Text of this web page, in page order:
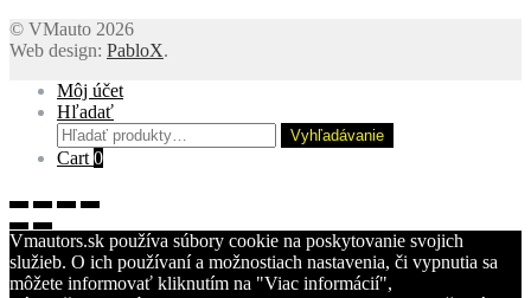
© VMauto 2026
Web design: PabloX.
Môj účet
Hľadať
Hľadať:
Vyhľadávanie
Cart 0
Vmautors.sk používa súbory cookie na poskytovanie svojich
služieb. O ich používaní a možnostiach nastavenia, či vypnutia sa
môžete informovať kliknutím na "Viac informácií",